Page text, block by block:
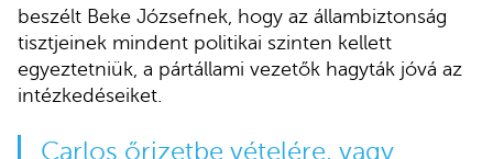
beszélt Beke Józsefnek, hogy az állambiztonság
tisztjeinek mindent politikai szinten kellett
egyeztetniük, a pártállami vezetők hagyták jóvá az
intézkedéseiket.
Carlos őrizetbe vételére, vagy